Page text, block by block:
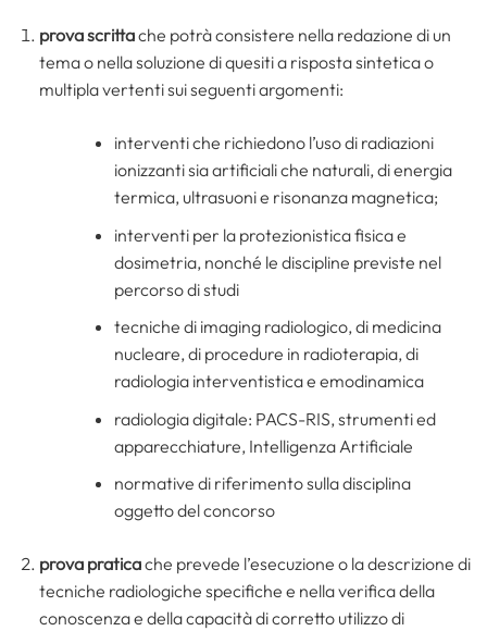
prova scrittache potrà consistere nella redazione di un
tema o nella soluzione di quesiti a risposta sintetica o
multipla vertenti sui seguenti argomenti:
interventi che richiedono l’uso di radiazioni
ionizzanti sia artificiali che naturali, di energia
termica, ultrasuoni e risonanza magnetica;
interventi per la protezionistica fisica e
dosimetria, nonché le discipline previste nel
percorso di studi
tecniche di imaging radiologico, di medicina
nucleare, di procedure in radioterapia, di
radiologia interventistica e emodinamica
radiologia digitale: PACS-RIS, strumenti ed
apparecchiature, Intelligenza Artificiale
normative di riferimento sulla disciplina
oggetto del concorso
prova praticache prevede l’esecuzione o la descrizione di
tecniche radiologiche specifiche e nella verifica della
conoscenza e della capacità di corretto utilizzo di